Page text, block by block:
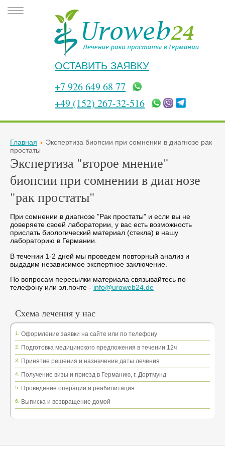
ОСТАВИТЬ ЗАЯВКУ
+7 926 649 68 77
+49 (152) 267-32-516
Главная
Экспертиза биопсии при сомнении в диагнозе рак
простаты
Экспертиза "второе мнение"
биопсии при сомнении в диагнозе
"рак простаты"
При сомнении в диагнозе "Рак простаты" и если вы не
доверяете своей лаборатории, у вас есть возможность
прислать биологический материал (стекла) в нашу
лабораторию в Германии.
В течении 1-2 дней мы проведем повторный анализ и
выдадим независимое экспертное заключение.
По вопросам пересылки материала связывайтесь по
телефону или эл.почте - info@uroweb24.de
Схема лечения у нас
1. Оформление заявки на сайте или по телефону
2. Подготовка медицинского предложения в течении 12ч
3. Принятие решения и назначение даты лечения
4. Получение визы и приезд в Германию, г. Дортмунд
5. Проведение операции и реабилитация
6. Выписка и возвращение домой